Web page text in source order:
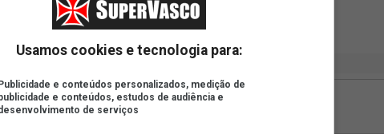
Usamos cookies e tecnologia para:
Publicidade e conteúdos personalizados, medição de
e conteúdos, estudos de audiência e
de serviços